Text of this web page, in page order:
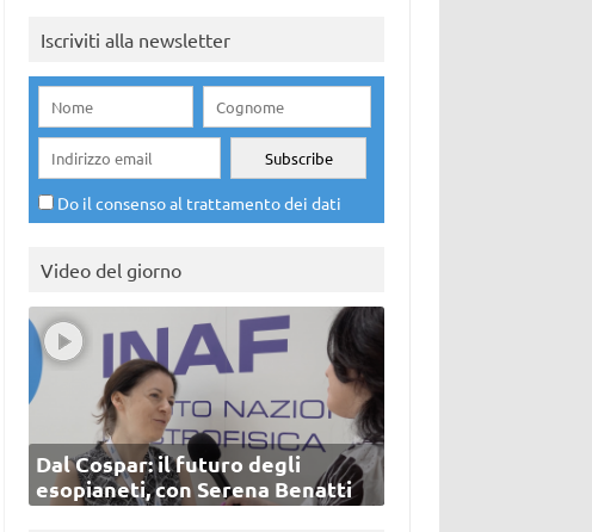
Iscriviti alla newsletter
Do il consenso al trattamento dei dati
Video del giorno
Dal Cospar: il futuro degli
esopianeti, con Serena Benatti